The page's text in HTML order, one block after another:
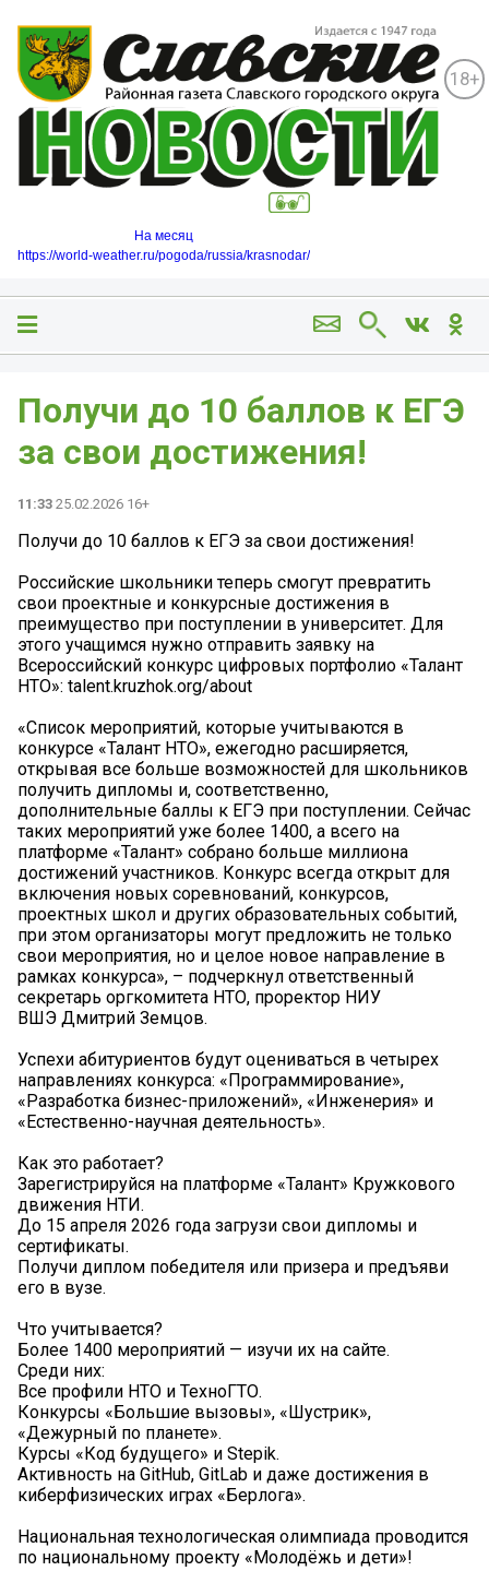
18+
На месяц
https://world-weather.ru/pogoda/russia/krasnodar/
️Получи до 10 баллов к ЕГЭ
за свои достижения!
11:33 25.02.2026 16+
️Получи до 10 баллов к ЕГЭ за свои достижения!
Российские школьники теперь смогут превратить
свои проектные и конкурсные достижения в
преимущество при поступлении в университет. Для
этого учащимся нужно отправить заявку на
Всероссийский конкурс цифровых портфолио «Талант
НТО»: talent.kruzhok.org/about
«Список мероприятий, которые учитываются в
конкурсе «Талант НТО», ежегодно расширяется,
открывая все больше возможностей для школьников
получить дипломы и, соответственно,
дополнительные баллы к ЕГЭ при поступлении. Сейчас
таких мероприятий уже более 1400, а всего на
платформе «Талант» собрано больше миллиона
достижений участников. Конкурс всегда открыт для
включения новых соревнований, конкурсов,
проектных школ и других образовательных событий,
при этом организаторы могут предложить не только
свои мероприятия, но и целое новое направление в
рамках конкурса», – подчеркнул ответственный
секретарь оргкомитета НТО, проректор НИУ
ВШЭ Дмитрий Земцов.
Успехи абитуриентов будут оцениваться в четырех
направлениях конкурса: «Программирование»,
«Разработка бизнес-приложений», «Инженерия» и
«Естественно-научная деятельность».
Как это работает?
Зарегистрируйся на платформе «Талант» Кружкового
движения НТИ.
До 15 апреля 2026 года загрузи свои дипломы и
сертификаты.
Получи диплом победителя или призера и предъяви
его в вузе.
Что учитывается?
Более 1400 мероприятий — изучи их на сайте.
Среди них:
Все профили НТО и ТехноГТО.
Конкурсы «Большие вызовы», «Шустрик»,
«Дежурный по планете».
Курсы «Код будущего» и Stepik.
Активность на GitHub, GitLab и даже достижения в
киберфизических играх «Берлога».
Национальная технологическая олимпиада проводится
по национальному проекту «Молодёжь и дети»!